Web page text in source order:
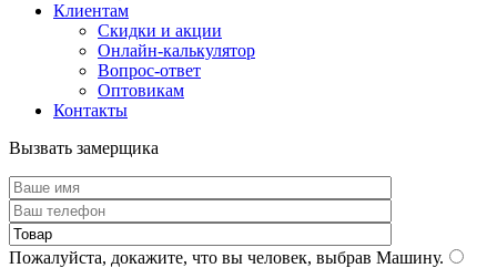
Клиентам
Скидки и акции
Онлайн-калькулятор
Вопрос-ответ
Оптовикам
Контакты
Вызвать замерщика
Пожалуйста, докажите, что вы человек, выбрав Машину.